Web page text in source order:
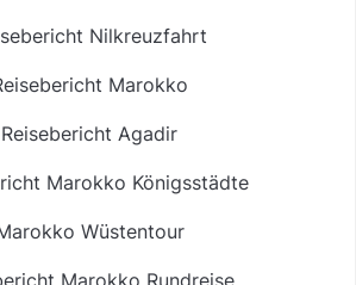
Nilkreuzfahrt
Marokko
Reisebericht Agadir
Marokko Königsstädte
Wüstentour
Marokko Rundreise